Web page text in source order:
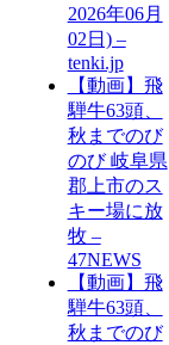
2026年06月
02日) –
tenki.jp
【動画】飛
騨牛63頭、
秋までのび
のび 岐阜県
郡上市のス
キー場に放
牧 –
47NEWS
【動画】飛
騨牛63頭、
秋までのび